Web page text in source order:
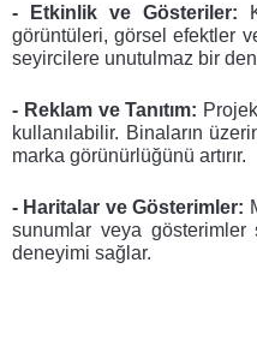
- Etkinlik ve Gösteriler:
görüntüleri, görsel efektler
seyircilere unutulmaz bir
- Reklam ve Tanıtım:
kullanılabilir. Binaların
marka görünürlüğünü artırır.
- Haritalar ve Gösterimler:
sunumlar veya
deneyimi sağlar.